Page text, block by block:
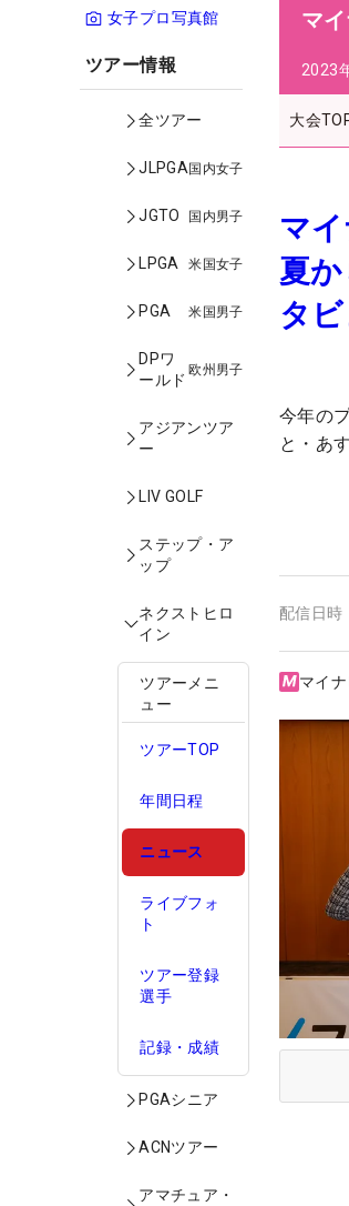
女子プロ写真館
ツアー情報
全ツアー
JLPGA国内女子
JGTO 国内男子
LPGA 米国女子
PGA 米国男子
DPワ
ールド
欧州男子
アジアンツア
ー
LIV GOLF
ステップ・ア
ップ
ネクストヒロ
イン
ツアーメニ
ュー
ツアーTOP
年間日程
ニュース
ライブフォ
ト
ツアー登録
選手
記録・成績
PGAシニア
ACNツアー
アマチュア・
マ
2023
大会
マ
夏
タビ
今年の
と・あ
配信日時
マイ